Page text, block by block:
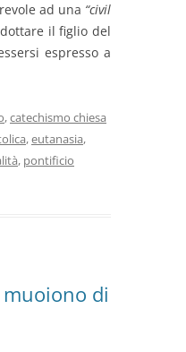
ad una “civil
il figlio del
espresso a
,catechismo chiesa
,eutanasia,
, pontificio
muoiono di